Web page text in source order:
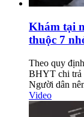
Khám tại
thuộc 7
Theo quy
BHYT chi trả
Người dân
Video